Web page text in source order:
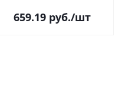
659.19руб./шт